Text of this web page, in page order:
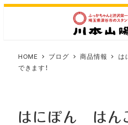
HOME ブログ 商品情報
は
できます！
はにぽん はん